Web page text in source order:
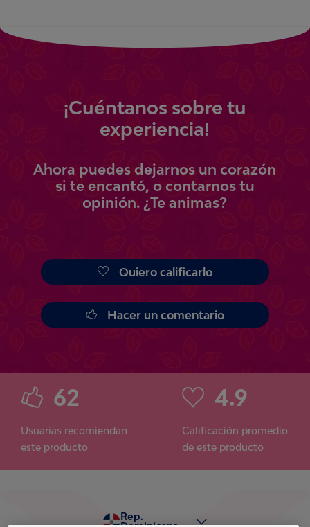
¡Cuéntanos sobre tu
experiencia!
Ahora puedes dejarnos un corazón
si te encantó, o contarnos tu
opinión. ¿Te animas?
Quiero calificarlo
Hacer un comentario
62
Usuarias recomiendan
este producto
4.9
Calificación promedio
de este producto
Rep.